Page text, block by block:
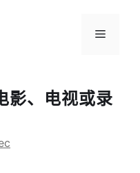
菜
、电视或录